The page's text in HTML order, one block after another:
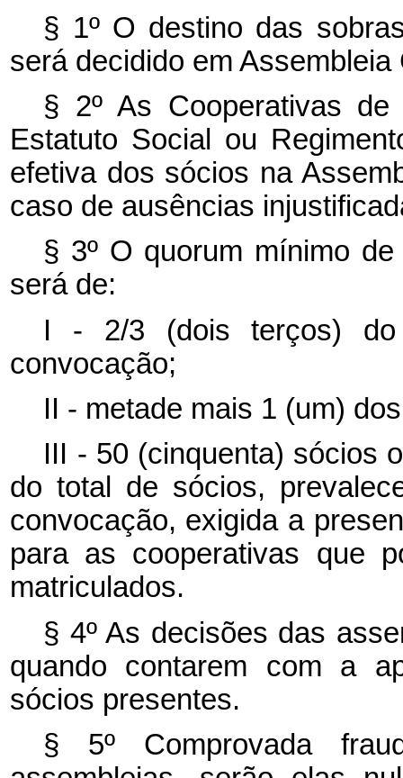
§ 1º O destino das
será decidido em
§ 2º As Cooperativas de
Estatuto Social ou
efetiva dos sócios na
caso de ausências
§ 3º O quorum mínimo
será de:
I - 2/3 (dois terços) do
convocação;
II - metade mais 1 (um)
III - 50 (cinquenta) sócios
do total de sócios,
convocação, exigida a
para as cooperativas que
matriculados.
§ 4º As decisões das
quando contarem com a
sócios presentes.
§ 5º Comprovada